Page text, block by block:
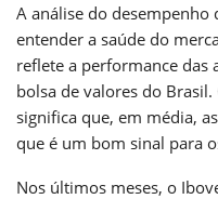
A análise do desempenho
entender a saúde do
reflete a performance das
bolsa de valores do
significa que, em média,
que é um bom sinal para
Nos últimos meses, o